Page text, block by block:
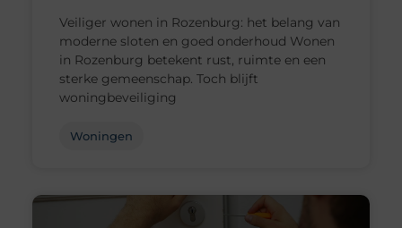
Veiliger wonen in Rozenburg: het belang van
moderne sloten en goed onderhoud Wonen
in Rozenburg betekent rust, ruimte en een
sterke gemeenschap. Toch blijft
woningbeveiliging
Woningen